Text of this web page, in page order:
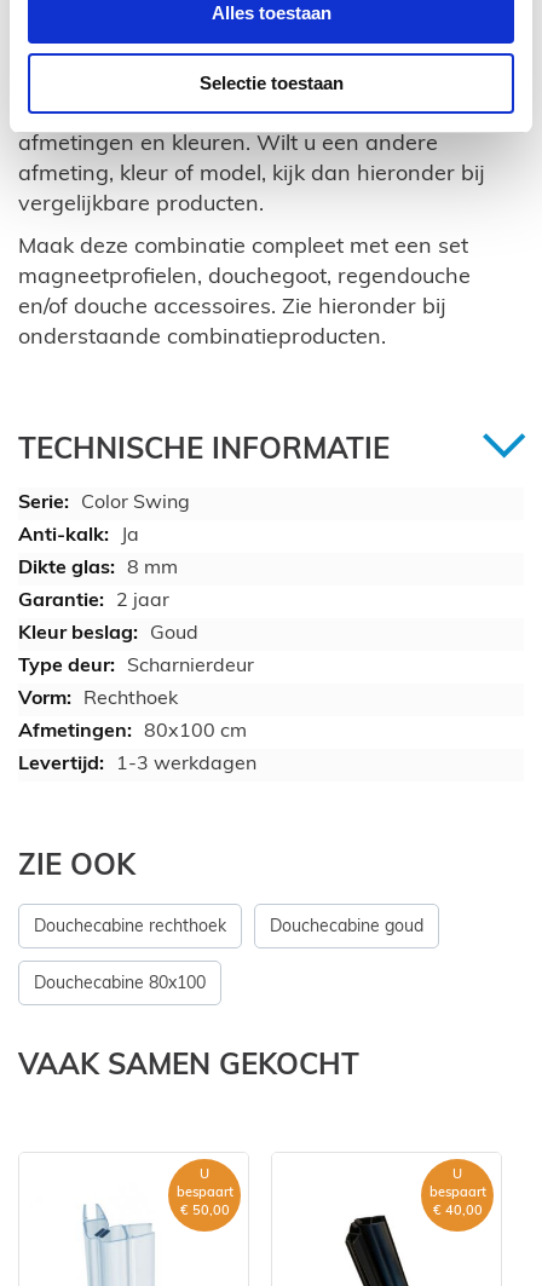
Alles toestaan
Selectie toestaan
Met waterkering en vloerstrippen
Alle bevestigingsmateriaal voor installatie
Deze douchecabine is beschikbaar in andere
afmetingen en kleuren. Wilt u een andere
afmeting, kleur of model, kijk dan hieronder bij
vergelijkbare producten.
Maak deze combinatie compleet met een set
magneetprofielen, douchegoot, regendouche
en/of douche accessoires. Zie hieronder bij
onderstaande combinatieproducten.
TECHNISCHE INFORMATIE
Color Swing
Ja
8 mm
2 jaar
Goud
Scharnierdeur
Rechthoek
80x100 cm
1-3 werkdagen
ZIE OOK
Douchecabine rechthoek Douchecabine goud
Douchecabine 80x100
VAAK SAMEN GEKOCHT
U
bespaart
€ 50,00
U
bespaart
€ 40,00